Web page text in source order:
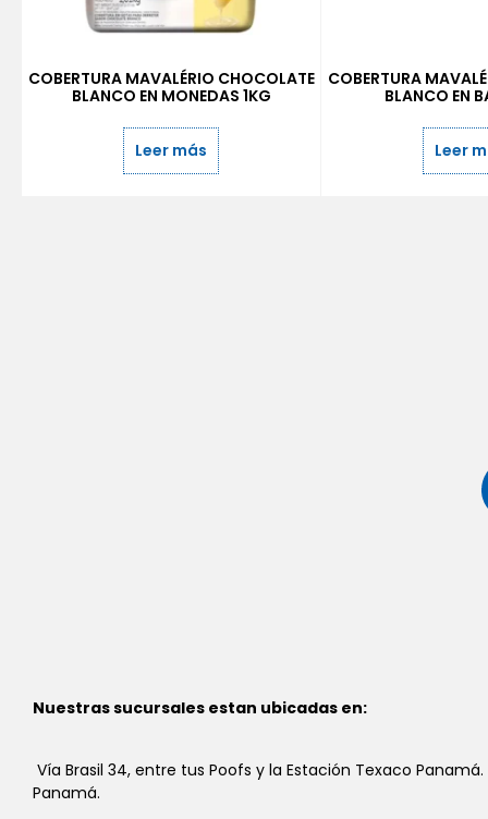
COBERTURA MAVALÉRIO CHOCOLATE
BLANCO EN MONEDAS 1KG
Leer más
COBERTURA
BLANCO EN
Leer
Nuestras sucursales estan ubicadas en:
Vía Brasil 34, entre tus Poofs y la Estación Texaco
Panamá.